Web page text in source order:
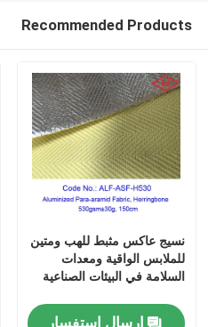
Recommended Products
نسيج عاكس مثبط للهب ومتين
للملابس الواقية ومعدات
السلامة في البيئات الصناعية
إرسال استفسار